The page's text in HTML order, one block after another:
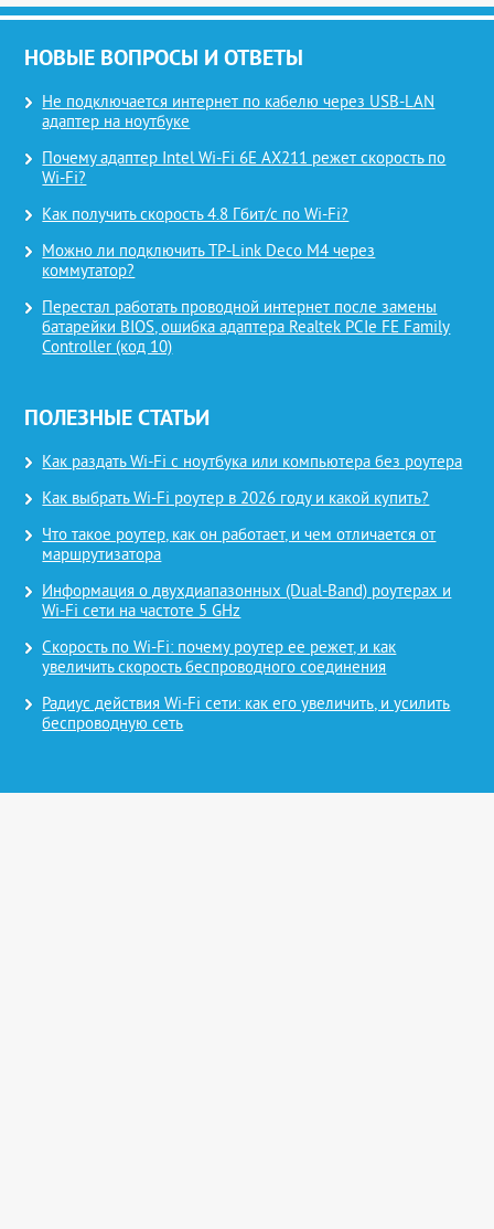
НОВЫЕ ВОПРОСЫ И ОТВЕТЫ
Не подключается интернет по кабелю через USB-LAN
адаптер на ноутбуке
Почему адаптер Intel Wi-Fi 6E AX211 режет скорость по
Wi-Fi?
Как получить скорость 4.8 Гбит/с по Wi-Fi?
Можно ли подключить TP-Link Deco M4 через
коммутатор?
Перестал работать проводной интернет после замены
батарейки BIOS, ошибка адаптера Realtek PCIe FE Family
Controller (код 10)
ПОЛЕЗНЫЕ СТАТЬИ
Как раздать Wi-Fi с ноутбука или компьютера без роутера
Как выбрать Wi-Fi роутер в 2026 году и какой купить?
Что такое роутер, как он работает, и чем отличается от
маршрутизатора
Информация о двухдиапазонных (Dual-Band) роутерах и
Wi-Fi сети на частоте 5 GHz
Скорость по Wi-Fi: почему роутер ее режет, и как
увеличить скорость беспроводного соединения
Радиус действия Wi-Fi сети: как его увеличить, и усилить
беспроводную сеть